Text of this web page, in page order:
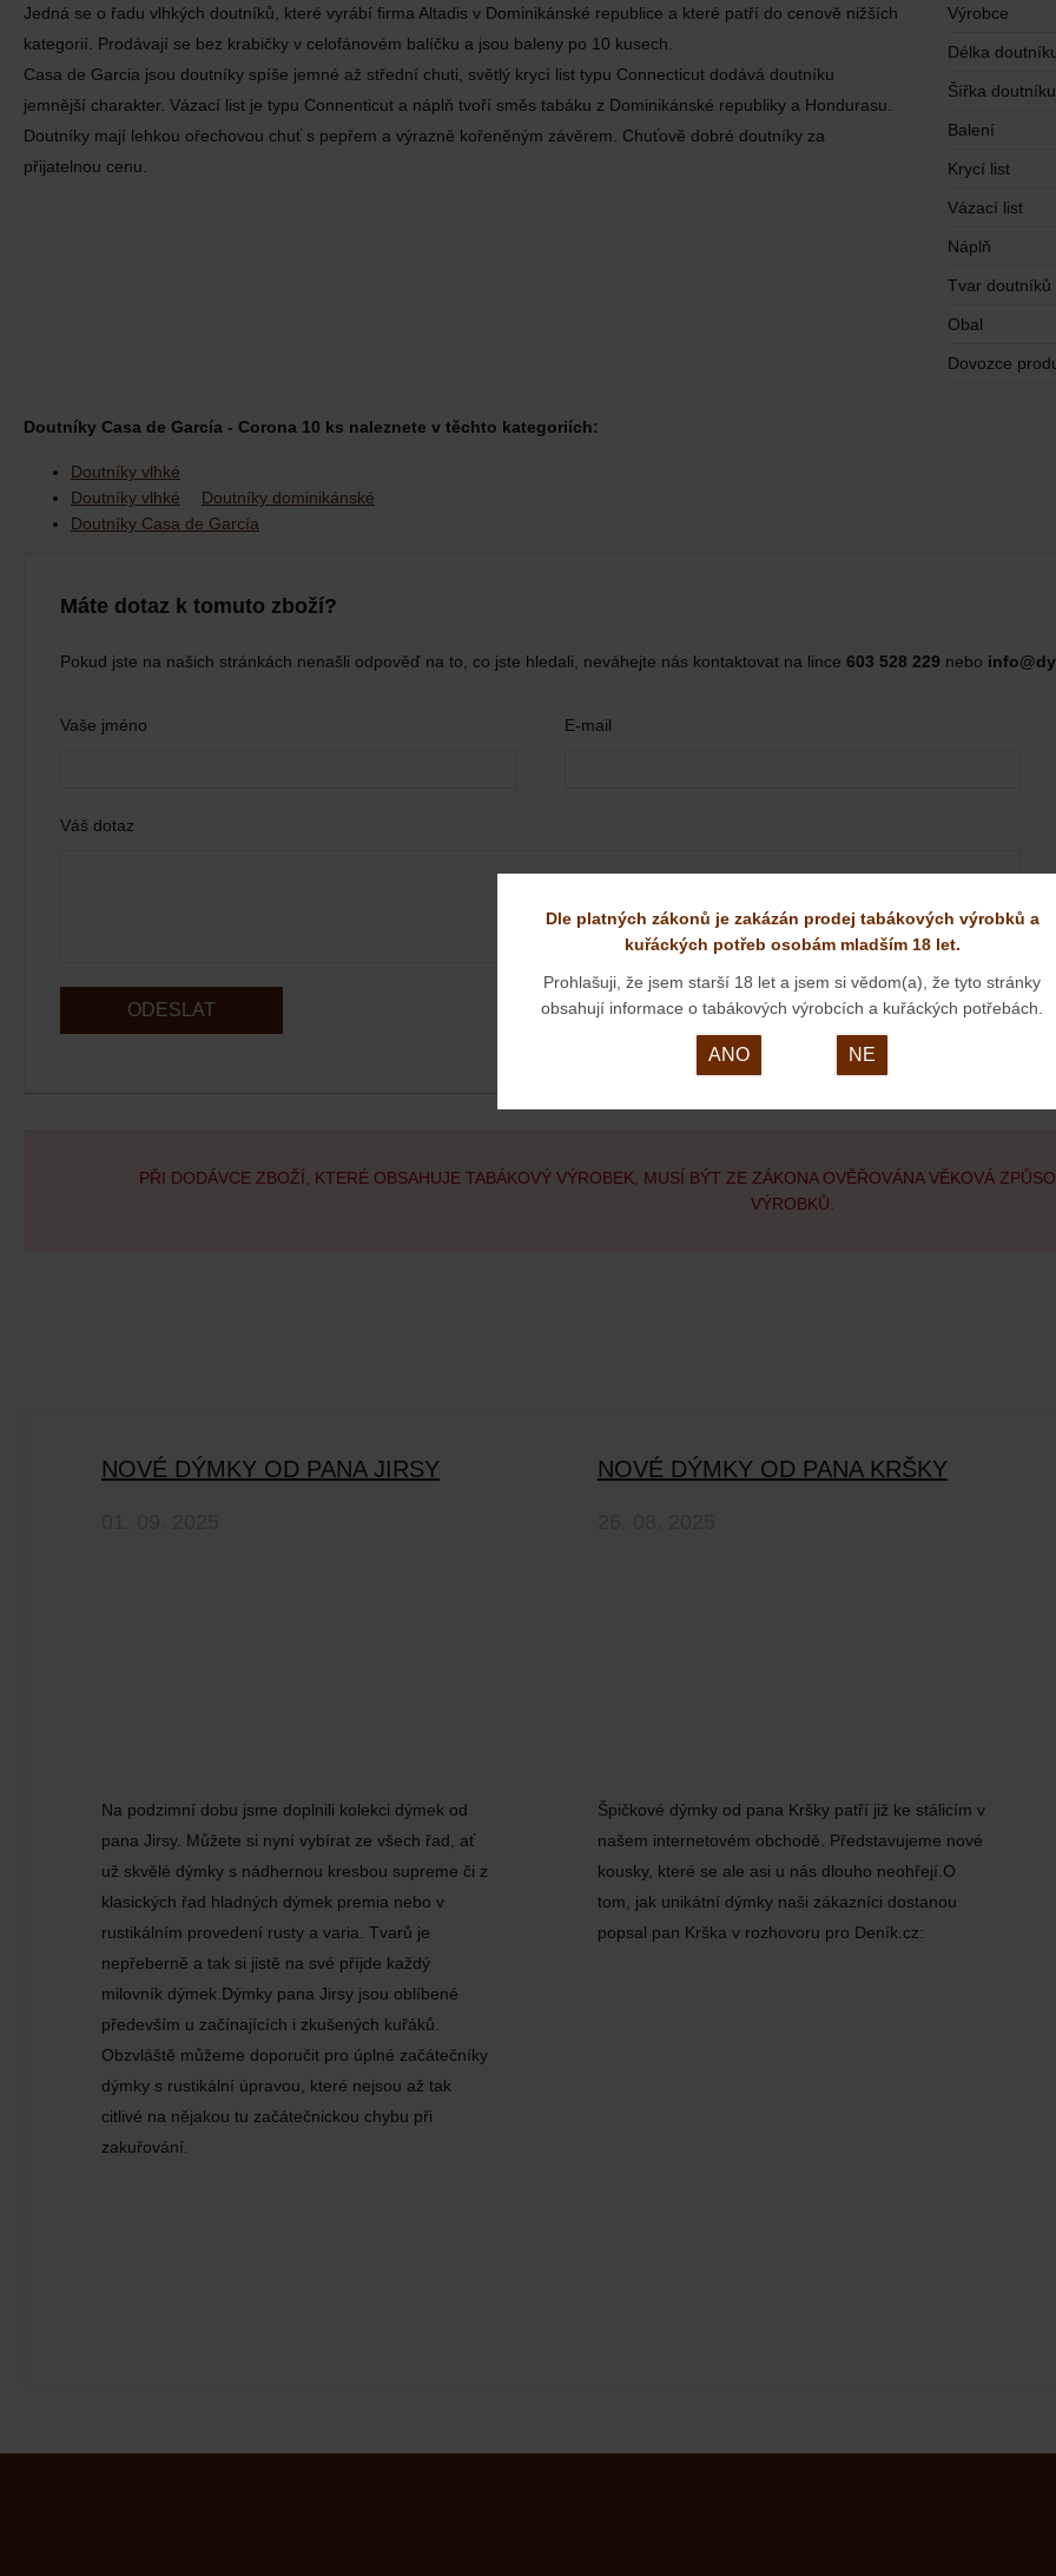
Jedná se o řadu vlhkých doutníků, které vyrábí firma Altadis v Dominikánské republice a které patří do cenově nižších
kategorií. Prodávají se bez krabičky v celofánovém balíčku a jsou baleny po 10 kusech.
Casa de Garcia jsou doutníky spíše jemné až střední chuti, světlý krycí list typu Connecticut dodává doutníku
jemnější charakter. Vázací list je typu Connenticut a náplň tvoří směs tabáku z Dominikánské republiky a Hondurasu.
Doutníky mají lehkou ořechovou chuť s pepřem a výrazně kořeněným závěrem. Chuťově dobré doutníky za
přijatelnou cenu.
Výrobce
Délka
Šířka doutníku
Balení
Krycí list
Vázací list
Náplň
Tvar doutníků
Obal
Dovozce
Doutníky Casa de García - Corona 10 ks naleznete v těchto kategoriích:
Doutníky vlhké
Doutníky vlhké
Doutníky dominikánské
Doutníky Casa de García
Máte dotaz k tomuto zboží?
Pokud jste na našich stránkách nenašli odpověď na to, co jste hledali, neváhejte nás kontaktovat na lince 603 528 229 nebo
Vaše jméno E-mail
Váš dotaz
ODESLAT
PŘI DODÁVCE ZBOŽÍ, KTERÉ OBSAHUJE TABÁKOVÝ VÝROBEK, MUSÍ BÝT ZE ZÁKONA OVĚŘOVÁNA VĚKOVÁ
VÝROBKŮ.
NOVÉ DÝMKY OD PANA JIRSY
Na podzimní dobu jsme doplnili kolekci dýmek od
pana Jirsy. Můžete si nyní vybírat ze všech řad, ať
už skvělé dýmky s nádhernou kresbou supreme či z
klasických řad hladných dýmek premia nebo v
rustikálním provedení rusty a varia. Tvarů je
nepřeberně a tak si jistě na své příjde každý
milovník dýmek.Dýmky pana Jirsy jsou oblíbené
především u začínajících i zkušených kuřáků.
Obzvláště můžeme doporučit pro úplné začátečníky
dýmky s rustikální úpravou, které nejsou až tak
citlivé na nějakou tu začátečnickou chybu při
zakuřování.
NOVÉ DÝMKY OD PANA KRŠKY
Špičkové dýmky od pana Kršky patří již ke stálicím v
našem internetovém obchodě. Představujeme nové
kousky, které se ale asi u nás dlouho neohřejí.O
tom, jak unikátní dýmky naši zákazníci dostanou
popsal pan Krška v rozhovoru pro Deník.cz:
Dle platných zákonů je zakázán prodej tabákových výrobků a
kuřáckých potřeb osobám mladším 18 let.
Prohlašuji, že jsem starší 18 let a jsem si vědom(a), že tyto stránky
obsahují informace o tabákových výrobcích a kuřáckých potřebách.
ANO NE